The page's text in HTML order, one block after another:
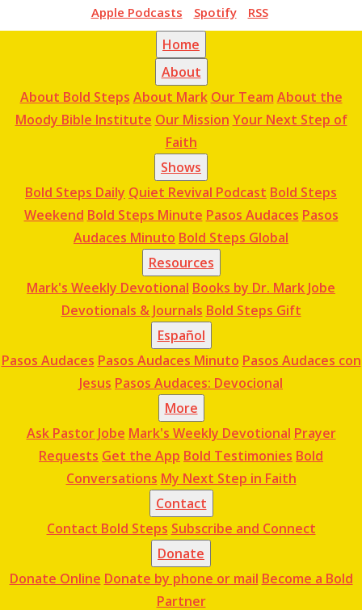
Apple Podcasts Spotify RSS
Home
About
About Bold Steps About Mark Our Team About the
Moody Bible Institute Our Mission Your Next Step of
Faith
Shows
Bold Steps Daily Quiet Revival Podcast Bold Steps
Weekend Bold Steps Minute Pasos Audaces Pasos
Audaces Minuto Bold Steps Global
Resources
Mark's Weekly Devotional Books by Dr. Mark Jobe
Devotionals & Journals Bold Steps Gift
Español
Pasos Audaces Pasos Audaces Minuto Pasos Audaces con
Jesus Pasos Audaces: Devocional
More
Ask Pastor Jobe Mark's Weekly Devotional Prayer
Requests Get the App Bold Testimonies Bold
Conversations My Next Step in Faith
Contact
Contact Bold Steps Subscribe and Connect
Donate
Donate Online Donate by phone or mail Become a Bold
Partner